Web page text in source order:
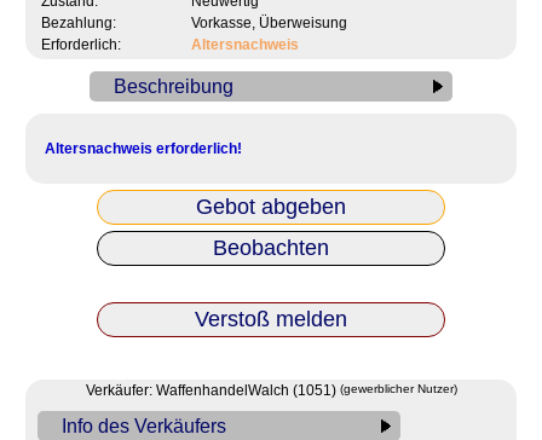
Bezahlung:
Vorkasse, Überweisung
Erforderlich:
Altersnachweis
Beschreibung
Altersnachweis erforderlich!
Gebot abgeben
Beobachten
Verstoß melden
Verkäufer: WaffenhandelWalch (1051) (gewerblicher Nutzer)
Info des Verkäufers